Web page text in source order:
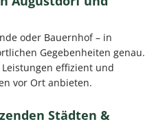
oder Bauernhof – in
Gegebenheiten genau.
effizient und
vor Ort anbieten.
Städten &